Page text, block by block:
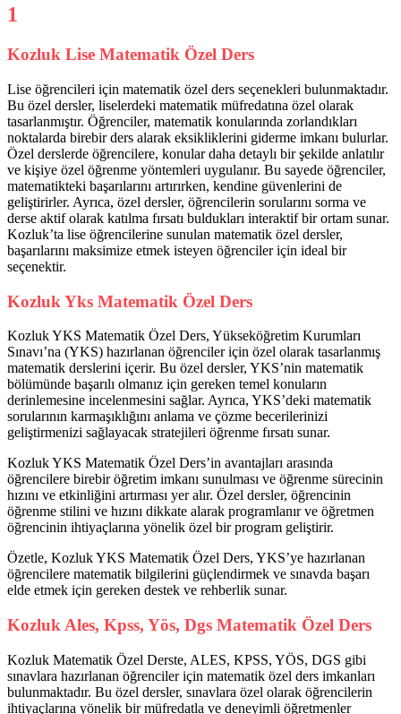
Kozluk Lise Matematik Özel Ders
Lise öğrencileri için matematik özel ders seçenekleri bulunmaktadır.
Bu özel dersler, liselerdeki matematik müfredatına özel olarak
tasarlanmıştır. Öğrenciler, matematik konularında zorlandıkları
noktalarda birebir ders alarak eksikliklerini giderme imkanı bulurlar.
Özel derslerde öğrencilere, konular daha detaylı bir şekilde anlatılır
ve kişiye özel öğrenme yöntemleri uygulanır. Bu sayede öğrenciler,
matematikteki başarılarını artırırken, kendine güvenlerini de
geliştirirler. Ayrıca, özel dersler, öğrencilerin sorularını sorma ve
derse aktif olarak katılma fırsatı buldukları interaktif bir ortam sunar.
Kozluk’ta lise öğrencilerine sunulan matematik özel dersler,
başarılarını maksimize etmek isteyen öğrenciler için ideal bir
seçenektir.
Kozluk Yks Matematik Özel Ders
Kozluk YKS Matematik Özel Ders, Yükseköğretim Kurumları
Sınavı’na (YKS) hazırlanan öğrenciler için özel olarak tasarlanmış
matematik derslerini içerir. Bu özel dersler, YKS’nin matematik
bölümünde başarılı olmanız için gereken temel konuların
derinlemesine incelenmesini sağlar. Ayrıca, YKS’deki matematik
sorularının karmaşıklığını anlama ve çözme becerilerinizi
geliştirmenizi sağlayacak stratejileri öğrenme fırsatı sunar.
Kozluk YKS Matematik Özel Ders’in avantajları arasında
öğrencilere birebir öğretim imkanı sunulması ve öğrenme sürecinin
hızını ve etkinliğini artırması yer alır. Özel dersler, öğrencinin
öğrenme stilini ve hızını dikkate alarak programlanır ve öğretmen
öğrencinin ihtiyaçlarına yönelik özel bir program geliştirir.
Özetle, Kozluk YKS Matematik Özel Ders, YKS’ye hazırlanan
öğrencilere matematik bilgilerini güçlendirmek ve sınavda başarı
elde etmek için gereken destek ve rehberlik sunar.
Kozluk Ales, Kpss, Yös, Dgs Matematik Özel Ders
Kozluk Matematik Özel Derste, ALES, KPSS, YÖS, DGS gibi
sınavlara hazırlanan öğrenciler için matematik özel ders imkanları
bulunmaktadır. Bu özel dersler, sınavlara özel olarak öğrencilerin
ihtiyaçlarına yönelik bir müfredatla ve deneyimli öğretmenler